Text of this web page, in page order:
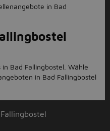
in Bad
Bad Fallingbostel. Wähle
in Bad Fallingbostel